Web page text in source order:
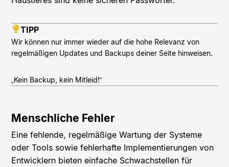
TIPP
Wir können nur immer wieder auf die hohe Relevanz von
regelmäßigen Updates und Backups deiner Seite hinweisen.
„Kein Backup, kein Mitleid!“
Menschliche Fehler
Eine fehlende, regelmäßige Wartung der Systeme
oder Tools sowie fehlerhafte Implementierungen von
Entwicklern bieten einfache Schwachstellen für